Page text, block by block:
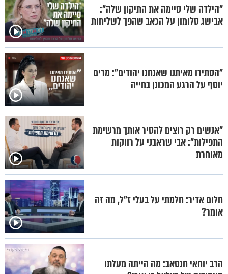
"הילדה שלי סיימה את התיקון שלה":
אבישג סלומון על הכאב שהפך לשליחות
"הסתירו מאיתנו שאנחנו יהודים": מרים
יוסף על הרגע המכונן בחייה
"אנשים רק רוצים להסיר אותך מרשימת
התפילות": אבי שראבני על רווקות
מאוחרת
חלום אדיר: חלמתי על בעלי ז"ל, מה זה
אומר?
הרב יוחאי חנסאב: מה הייתה מעלתו